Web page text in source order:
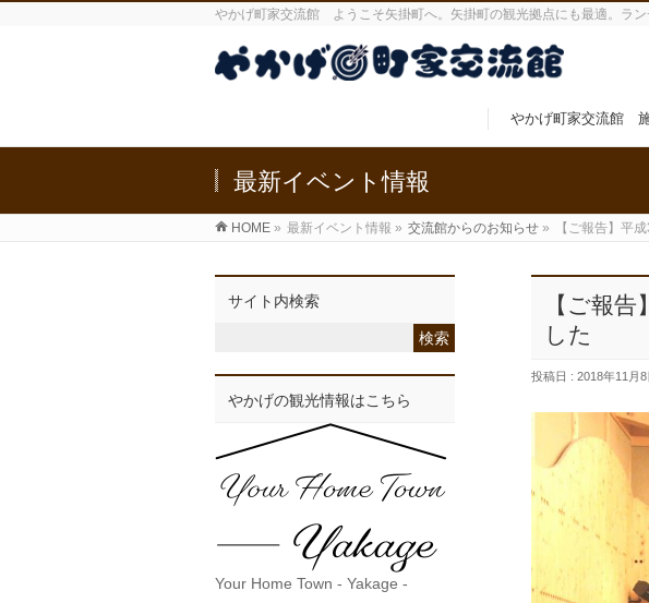
やかげ町家交流館 ようこそ矢掛町へ。矢掛町の観光拠点にも最適。ラン
やかげ町家交流館
最新イベント情報
HOME » 最新イベント情報 » 交流館からのお知らせ » 【ご報告】平
【ご報
した
投稿日 : 2018年11月8
サイト内検索
やかげの観光情報はこちら
Your Home Town - Yakage -